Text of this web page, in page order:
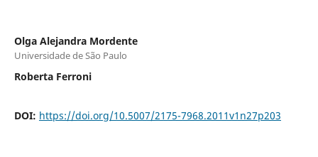
Olga Alejandra Mordente
Universidade de São Paulo
Roberta Ferroni
DOI: https://doi.org/10.5007/2175-7968.2011v1n27p203